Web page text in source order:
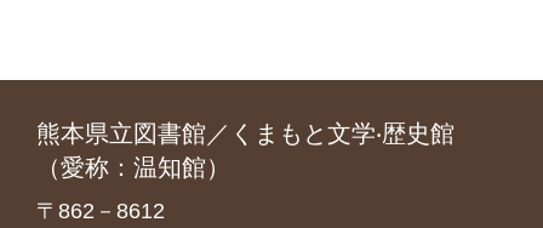
熊本県立図書館／くまもと文学‧歴史館
（愛称：温知館）
〒862－8612